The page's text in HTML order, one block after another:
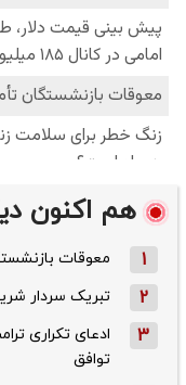
هم اکنون
1 معوقات
2 تبریک سردار
3
ادعای تکراری
توافق